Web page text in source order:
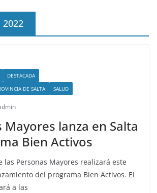
2022
DESTACADA
DE SALTA
SALUD
Mayores lanza en Salta
Bien Activos
las Personas Mayores realizará este
del programa Bien Activos. El
a las